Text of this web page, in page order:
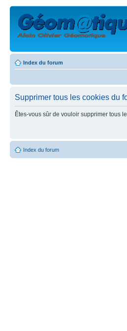
Index du forum
Supprimer tous les cookies du
Êtes-vous sûr de vouloir supprimer tous
Index du forum